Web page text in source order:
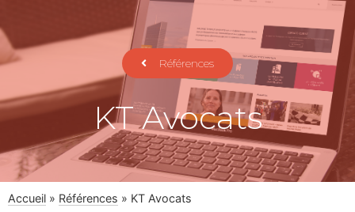
Références
KT Avocats
Accueil » Références » KT Avocats